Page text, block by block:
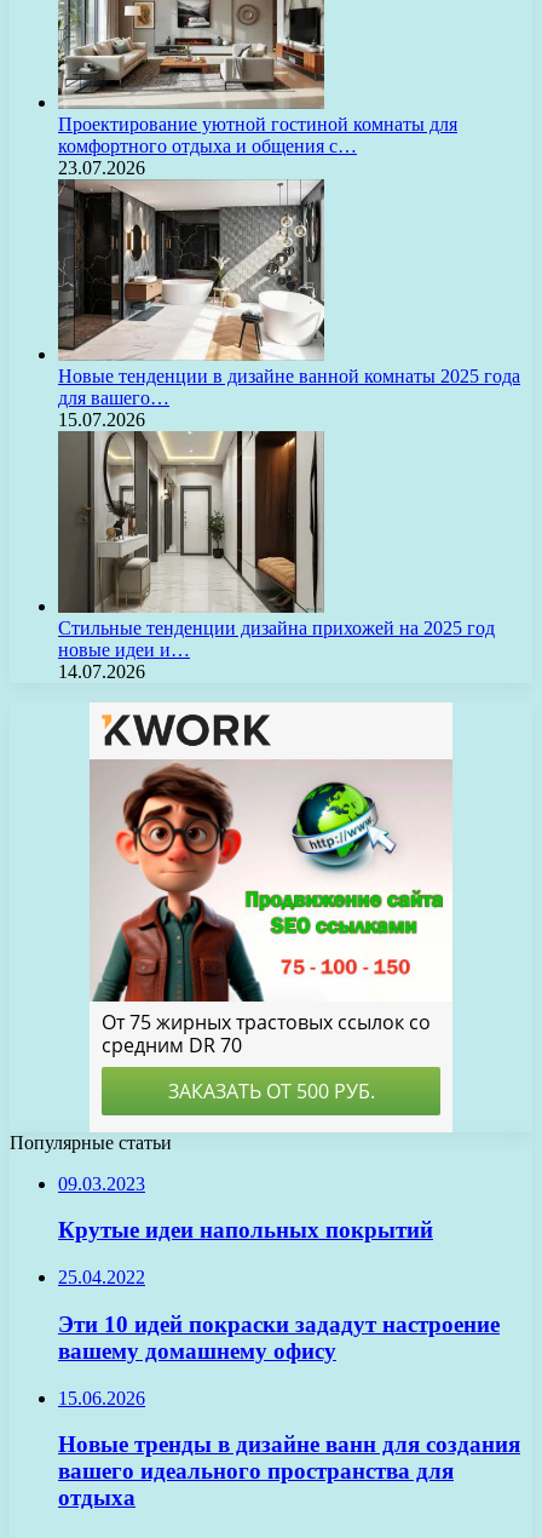
Проектирование уютной гостиной комнаты для
комфортного отдыха и общения с…
23.07.2026
Новые тенденции в дизайне ванной комнаты 2025 года
для вашего…
15.07.2026
Стильные тенденции дизайна прихожей на 2025 год
новые идеи и…
14.07.2026
Популярные статьи
09.03.2023
Крутые идеи напольных покрытий
25.04.2022
Эти 10 идей покраски зададут настроение
вашему домашнему офису
15.06.2026
Новые тренды в дизайне ванн для создания
вашего идеального пространства для
отдыха